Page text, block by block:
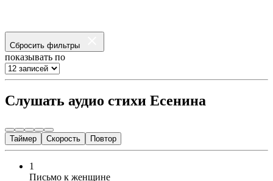
Сбросить фильтры
показывать по
Слушать аудио стихи Есенина
Таймер Скорость Повтор
1
Письмо к женщине